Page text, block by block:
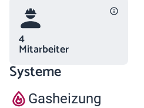
4
Mitarbeiter
Systeme
Gasheizung